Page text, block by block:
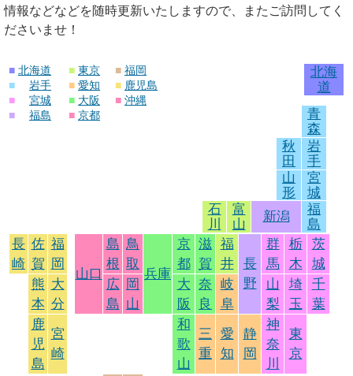
情報などなどを随時更新いたしますので、またご訪問してく
ださいませ！
■ 北海道
■
岩手
■
宮城
■
福島
■ 東京
■ 愛知
■ 大阪
■ 京都
■ 福岡
■ 鹿児島
■ 沖縄
北海
道
青
森
秋
田
岩
手
山
形
宮
城
石
川
富
山
新潟
福
島
長
崎
佐
賀
福
岡
山口
島
根
鳥
取
兵庫
京
都
滋
賀
福
井
長
野
群
馬
栃
木
茨
城
熊
本
大
分
広
島
岡
山
大
阪
奈
良
岐
阜
山
梨
埼
玉
千
葉
鹿
児
島
宮
崎
和
歌
山
三
重
愛
知
静
岡
神
奈
川
東
京